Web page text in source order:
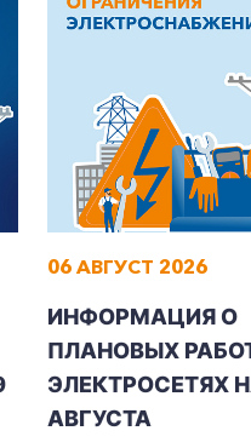
06 АВГУСТ 2026
ИНФОРМАЦИЯ О
ПЛАНОВЫХ
ЭЛЕКТРОСЕТЯХ
АВГУСТА